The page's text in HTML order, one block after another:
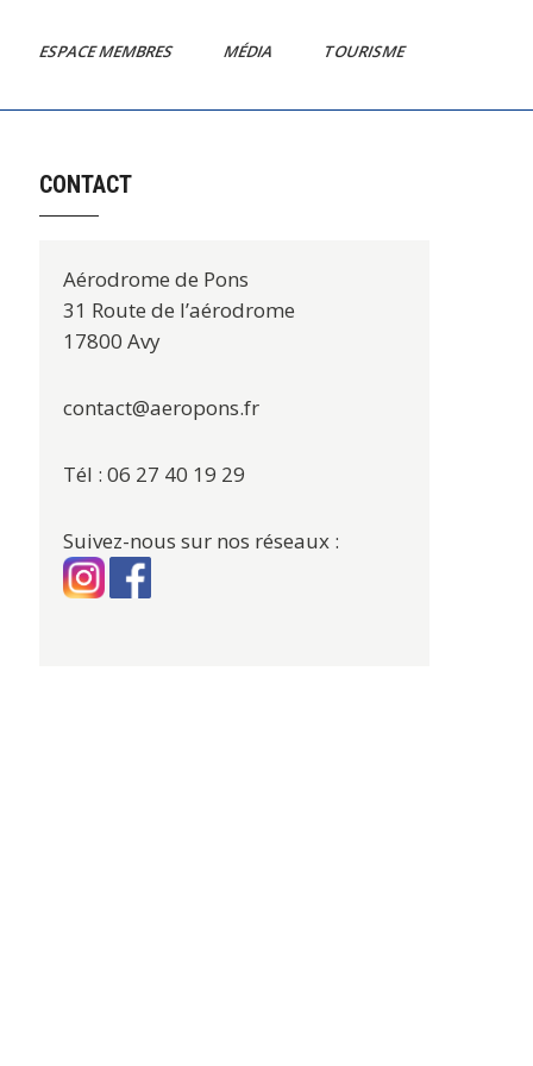
ESPACE MEMBRES MÉDIA TOURISME
CONTACT
Aérodrome de Pons
31 Route de l’aérodrome
17800 Avy
contact@aeropons.fr
Tél : 06 27 40 19 29
Suivez-nous sur nos réseaux :